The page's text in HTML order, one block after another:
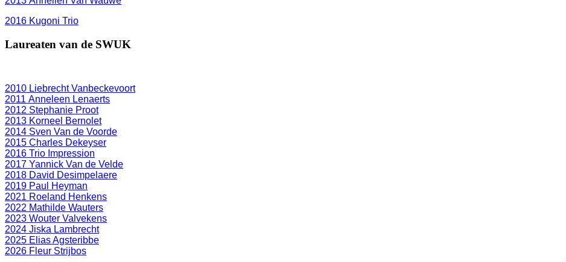
2016 Kugoni Trio
Laureaten van de SWUK
2010 Liebrecht Vanbeckevoort
2011 Anneleen Lenaerts
2012 Stephanie Proot
2013 Korneel Bernolet
2014 Sven Van de Voorde
2015 Charles Dekeyser
2016 Trio Impression
2017 Yannick Van de Velde
2018 David Desimpelaere
2019 Paul Heyman
2021 Roeland Henkens
2022 Mathilde Wauters
2023 Wouter Valvekens
2024 Jiska Lambrecht
2025 Elias Agsteribbe
2026 Fleur Strijbos